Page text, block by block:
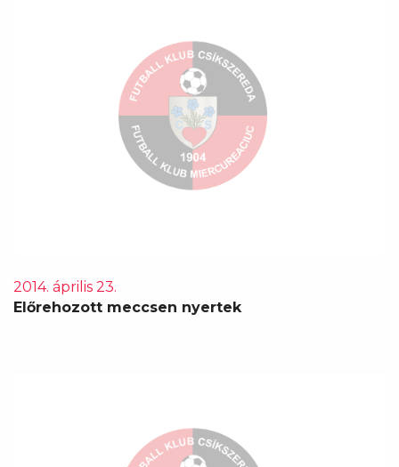
2014. április 23.
Előrehozott meccsen nyertek